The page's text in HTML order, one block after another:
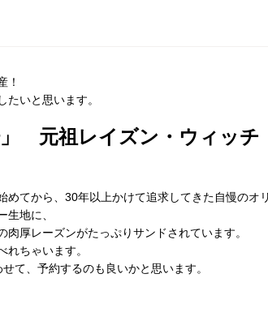
！
いと思います。
元祖レイズン・ウィッチ
てから、30年以上かけて追求してきた自慢のオ
地に、
厚レーズンがたっぷりサンドされています。
ちゃいます。
て、予約するのも良いかと思います。